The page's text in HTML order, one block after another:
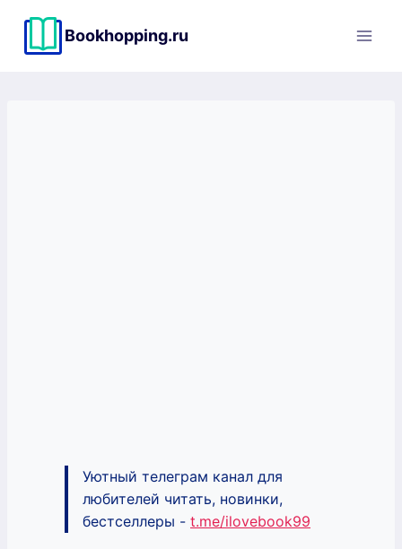
содержимому
Bookhopping.ru
Уютный телеграм канал для
любителей читать, новинки,
бестселлеры - t.me/ilovebook99